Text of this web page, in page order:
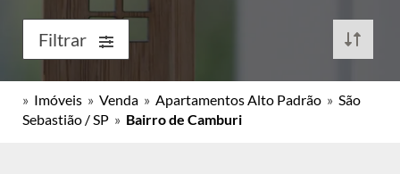
Filtrar
» Imóveis » Venda » Apartamentos Alto Padrão » São
Sebastião / SP » Bairro de Camburi